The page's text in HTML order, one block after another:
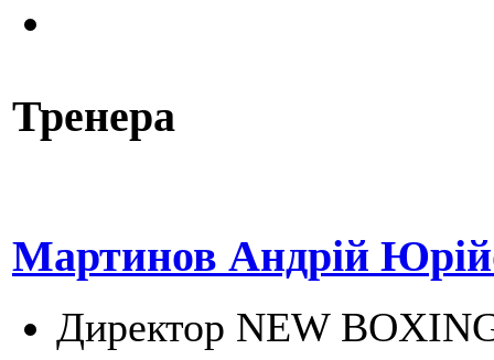
Тренера
Мартинов Андрій
Директор NEW